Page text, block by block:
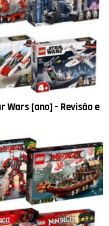
Wars [ano] – Revisão e